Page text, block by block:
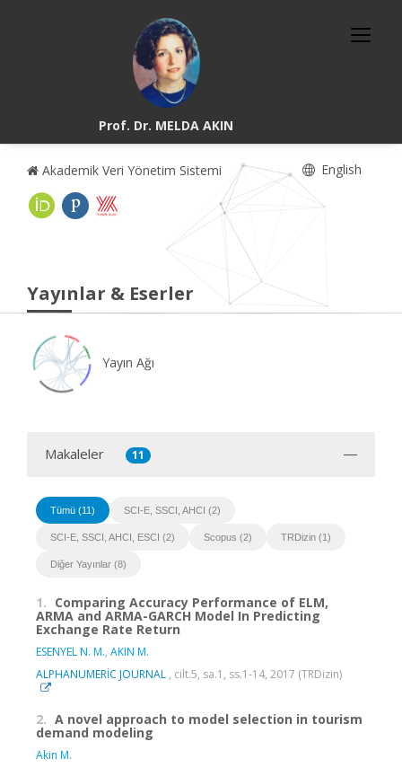
Prof. Dr. MELDA AKIN
Akademik Veri Yönetim Sistemi English
Yayınlar & Eserler
Yayın Ağı
Makaleler 11
Tümü (11) SCI-E, SSCI, AHCI (2)
SCI-E, SSCI, AHCI, ESCI (2) Scopus (2) TRDizin (1)
Diğer Yayınlar (8)
1. Comparing Accuracy Performance of ELM,
ARMA and ARMA-GARCH Model In Predicting
Exchange Rate Return
ESENYEL N. M., AKIN M.
ALPHANUMERİC JOURNAL , cilt.5, sa.1, ss.1-14, 2017 (TRDizin)
2. A novel approach to model selection in tourism
demand modeling
Akin M.